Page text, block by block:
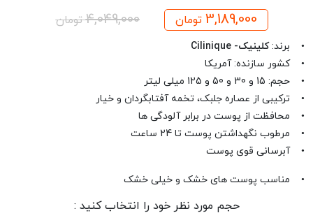
3,189,000 تومان 4,049,000تومان
• برند:کلینیک- Cilinique
• کشور سازنده: آمریکا
• حجم: 15 و 30 و 50 و 125 میلی لیتر
• ترکیبی از عصاره جلبک، تخمه آفتابگردان و خیار
• محافظت از پوست در برابر آلودگی ها
• مرطوب نگهداشتن پوست تا 24 ساعت
• آبرسانی قوی پوست
• مناسب پوست های خشک و خیلی خشک
حجم مورد نظر خود را انتخاب کنید :